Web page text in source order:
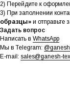
2) Перейдите к
3) При заполнении
образцы» и отправьте
Задать вопрос
Написать в WhatsApp
Мы в Telegram:
E-mail: sales@ganesh-